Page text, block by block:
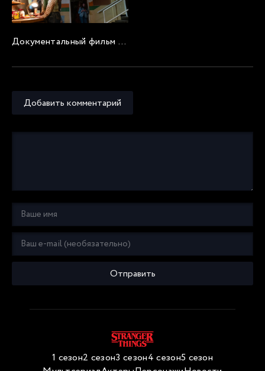
Документальный фильм «Последнее приключение: Создание Очень странных дел 5»
Добавить комментарий
Отправить
1 сезон2 сезон3 сезон4 сезон5 сезон